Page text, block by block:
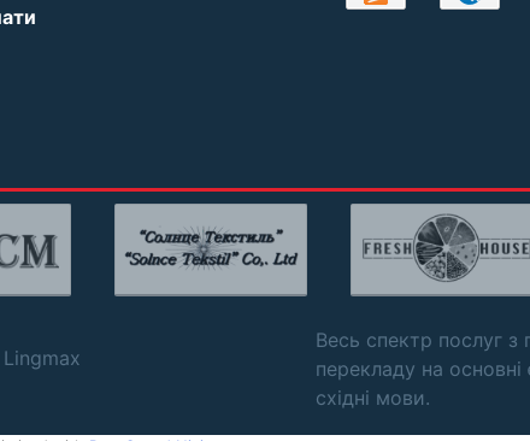
Весь спектр послуг з
перекладу на основні
східні мови.